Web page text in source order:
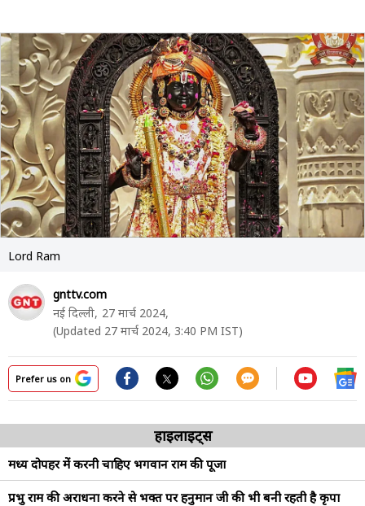
Lord Ram
gnttv.com
नई दिल्ली, 27 मार्च 2024,
(Updated 27 मार्च 2024, 3:40 PM IST)
Prefer us on
हाइलाइट्स
मध्य दोपहर में करनी चाहिए भगवान राम की पूजा
प्रभु राम की अराधना करने से भक्त पर हनुमान जी की भी बनी रहती है कृपा